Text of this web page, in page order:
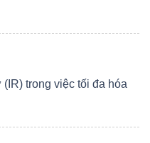
trong việc tối đa hóa